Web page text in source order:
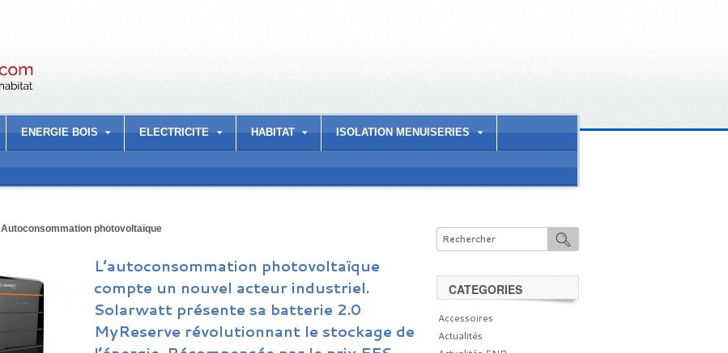
ENERGIE BOIS ELECTRICITE HABITAT ISOLATION MENUISERIES
Autoconsommation photovoltaïque
L’autoconsommation photovoltaïque
compte un nouvel acteur industriel.
Solarwatt présente sa batterie 2.0
MyReserve révolutionnant le stockage de
CATEGORIES
Accessoires
Actualités